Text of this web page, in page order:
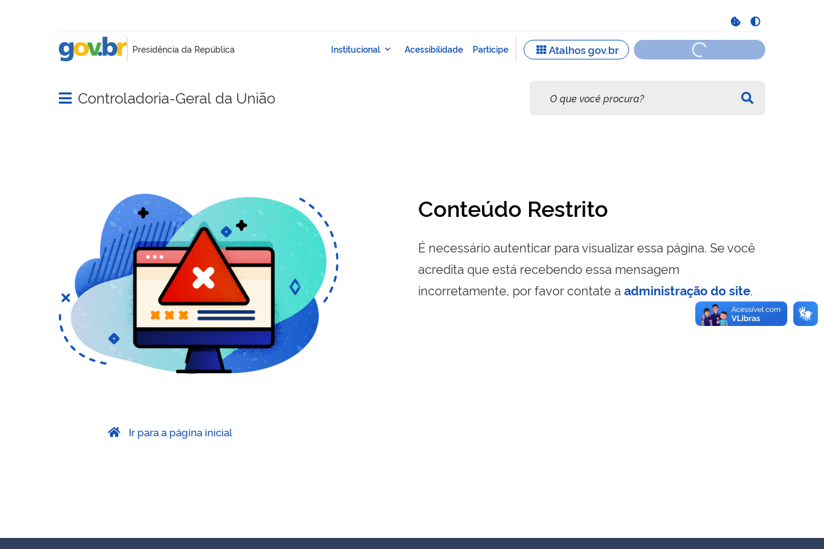
Abrir menu principal de navegação
Controladoria-Geral da União
Conteúdo Restrito
É necessário autenticar para visualizar essa página. Se você
acredita que está recebendo essa mensagem
incorretamente, por favor contate a administração do site.
Ir para a página inicial